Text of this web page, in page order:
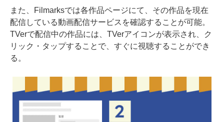
また、Filmarksでは各作品ページにて、その作品を現在
配信している動画配信サービスを確認することが可能。
TVerで配信中の作品には、TVerアイコンが表示され、ク
リック・タップすることで、すぐに視聴することができ
る。